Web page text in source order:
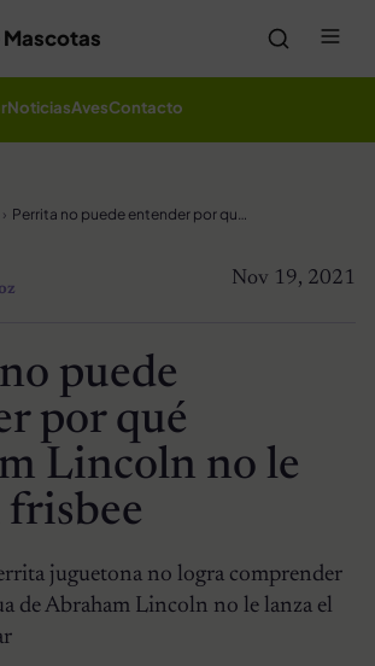
Mascotas
NoticiasAvesContacto
Perrita no puede entender por qué Abraham Lincoln no le lanza el frisbee
Nov 19, 2021
puede
por qué
Lincoln no le
frisbee
juguetona no logra comprender
de Abraham Lincoln no le lanza el